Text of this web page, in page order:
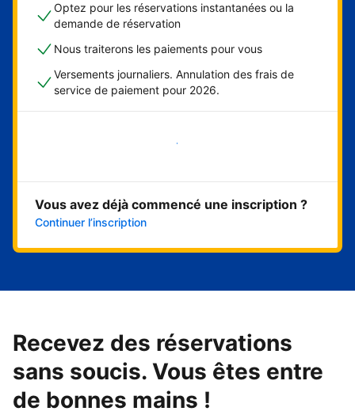
Optez pour les réservations instantanées ou la
demande de réservation
Nous traiterons les paiements pour vous
Versements journaliers. Annulation des frais de
service de paiement pour 2026.
Démarrer maintenant
Vous avez déjà commencé une inscription ?
Continuer l’inscription
Recevez des réservations
sans soucis. Vous êtes entre
de bonnes mains !